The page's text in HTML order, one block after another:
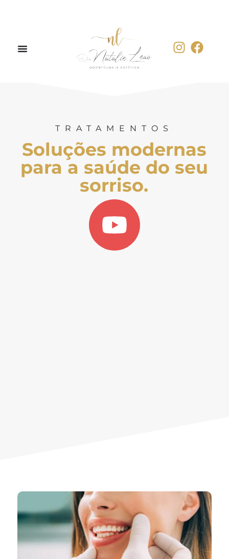
TRATAMENTOS
Soluções modernas
para a saúde do seu
sorriso.